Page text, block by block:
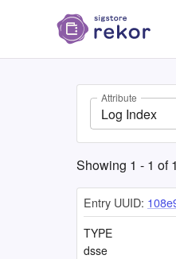
Attribute
Log Index
Showing 1 - 1 of1
Entry UUID:
TYPE
dsse